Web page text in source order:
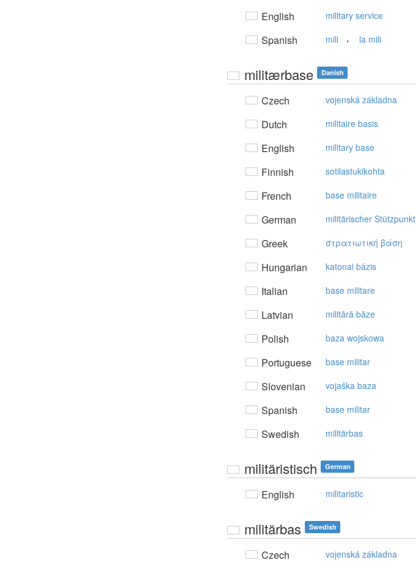
English military service
Spanish mili , la mili
militærbase Danish
Czech vojenská základna
Dutch militaire basis
English military base
Finnish sotilastukikohta
French base militaire
German militärischer Stützpunkt
Greek στρατιωτική βάση
Hungarian katonai bázis
Italian base militare
Latvian militārā bāze
Polish baza wojskowa
Portuguese base militar
Slovenian vojaška baza
Spanish base militar
Swedish militärbas
militäristisch German
English militaristic
militärbas Swedish
Czech vojenská základna